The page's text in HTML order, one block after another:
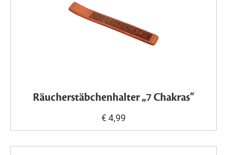
Räucherstäbchenhalter „7 Chakras“
€ 4,99